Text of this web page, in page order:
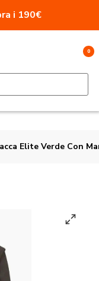
i 190€
0
Elite Verde Con